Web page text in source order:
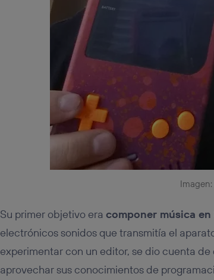
Su primer objetivo era componer música
electrónicos sonidos que transmitía el
experimentar con un editor, se dio cuenta
aprovechar sus conocimientos de